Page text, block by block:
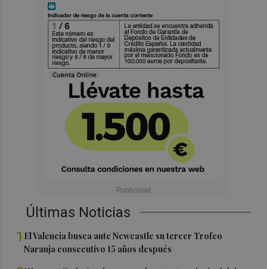
Últimas Noticias
1 El Valencia busca ante Newcastle su tercer Trofeo
Naranja consecutivo 15 años después